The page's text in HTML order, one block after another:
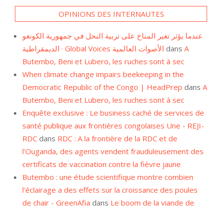
OPINIONS DES INTERNAUTES
الديمقراطية · Global Voices الأصوات العالميةdans A
Butembo, Beni et Lubero, les ruches sont à sec
When climate change impairs beekeeping in the
Democratic Republic of the Congo | HeadPrepdans
Butembo, Beni et Lubero, les ruches sont à sec
Enquête exclusive : Le business caché de services de
santé publique aux frontières congolaises Une - REJI-
RDCdansRDC : A la frontière de la RDC et de
l’Ouganda, des agents vendent frauduleusement des
certificats de vaccination contre la fièvre jaune
Butembo : une étude scientifique montre combien
l’éclairage a des effets sur la croissance des poules
de chair - GreenAfiadansLe boom de la viande de
poule à Butembo, au Nord-Kivu